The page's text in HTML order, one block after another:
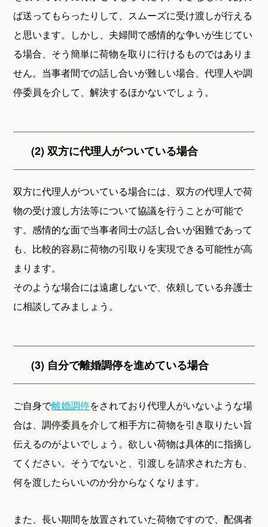
ば送ってもらったりして、スムーズに受け渡しが行える
と思います。しかし、夫婦間で感情的な争いが生じてい
る場合、そう簡単に荷物を取りに行けるものではありま
せん。当事者間での話し合いが難しい場合、代理人や調
停委員を介して、解決するほかないでしょう。
(2) 双方に代理人がついている場合
双方に代理人がついている場合には、双方の代理人で荷
物の受け渡し方法等について協議を行うことが可能で
す。感情的な面で当事者同士の話し合いが困難であって
も、比較的容易に荷物の引取りを実現できる可能性が高
まります。
そのような場合には遠慮しないで、依頼している弁護士
に相談してみましょう。
(3) 自分で離婚調停を進めている場合
ご自身で離婚調停をされており代理人がいないような場
合は、調停委員を介して相手方に荷物を引き取りたい旨
伝えるのがよいでしょう。欲しい荷物は具体的に指摘し
てください。そうでないと、引渡しを請求された方も、
何を渡したらいいのか分からなくなります。
また、長い期間を放置されていた荷物ですので、配偶者